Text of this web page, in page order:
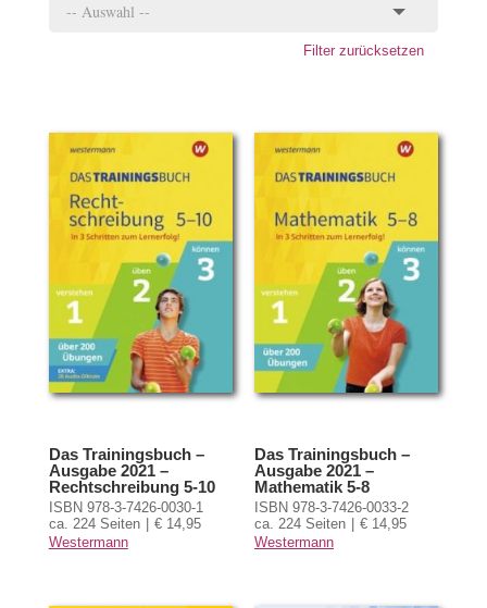
Filter zurücksetzen
Das Trainingsbuch –
Ausgabe 2021 –
Rechtschreibung 5-10
ISBN 978-3-7426-0030-1
ca. 224 Seiten
€ 14,95
Westermann
Das Trainingsbuch –
Ausgabe 2021 –
Mathematik 5-8
ISBN 978-3-7426-0033-2
ca. 224 Seiten
€ 14,95
Westermann